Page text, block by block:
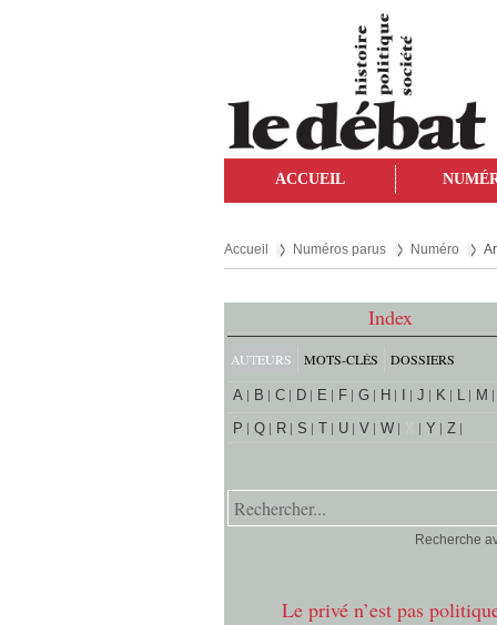
ACCUEIL
Accueil Numéros parus Numéro
Index
AUTEURS MOTS-CLÉS DOSSIERS
A B C D E F G H J K L M
P
Q R S T U V W Y Z
Recherche
Le privé n’est pas